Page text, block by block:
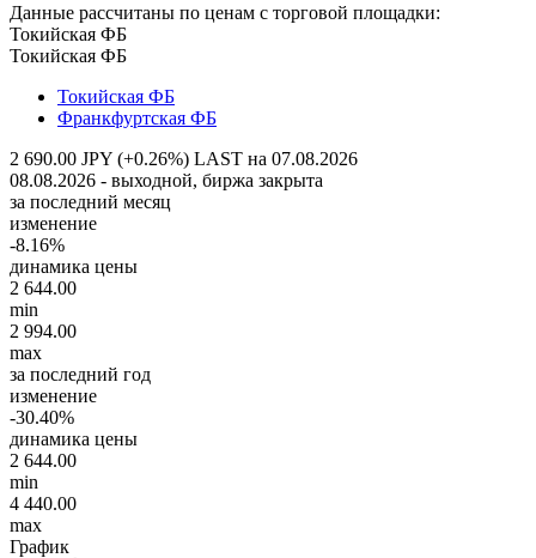
Данные рассчитаны по ценам с торговой площадки:
Токийская ФБ
Токийская ФБ
Токийская ФБ
Франкфуртская ФБ
2 690.00 JPY (+0.26%) LAST на 07.08.2026
08.08.2026 - выходной, биржа закрыта
за последний месяц
изменение
-8.16%
динамика цены
2 644.00
min
2 994.00
max
за последний год
изменение
-30.40%
динамика цены
2 644.00
min
4 440.00
max
График